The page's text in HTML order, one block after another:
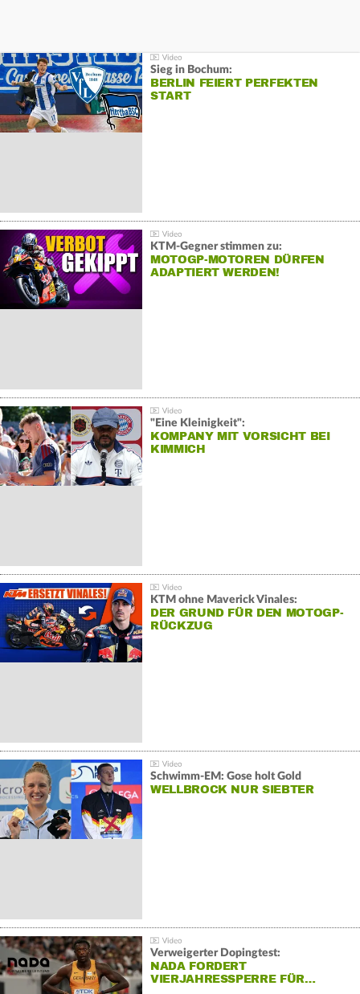
Sieg in Bochum:
BERLIN FEIERT PERFEKTEN
START
KTM-Gegner stimmen zu:
MOTOGP-MOTOREN DÜRFEN
ADAPTIERT WERDEN!
"Eine Kleinigkeit":
KOMPANY MIT VORSICHT BEI
KIMMICH
KTM ohne Maverick Vinales:
DER GRUND FÜR DEN MOTOGP-
RÜCKZUG
Schwimm-EM: Gose holt Gold
WELLBROCK NUR SIEBTER
Verweigerter Dopingtest:
NADA FORDERT
VIERJAHRESSPERRE FÜR…